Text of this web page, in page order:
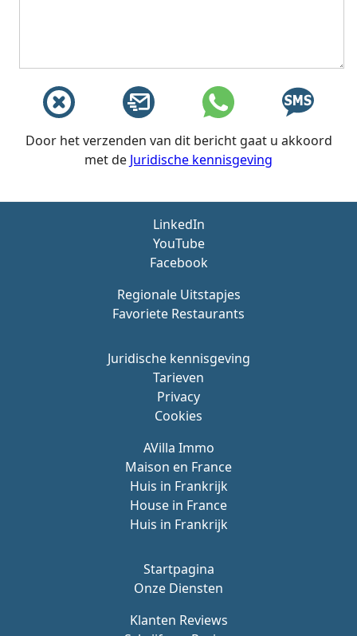
Door het verzenden van dit bericht gaat u akkoord
met de Juridische kennisgeving
Juridische kennisgeving
Tarieven
Privacy
Cookies
AVilla Immo
Maison en France
Huis in Frankrijk
House in France
Huis in Frankrijk
Startpagina
Onze Diensten
Klanten Reviews
LinkedIn
YouTube
Facebook
Regionale Uitstapjes
Favoriete Restaurants